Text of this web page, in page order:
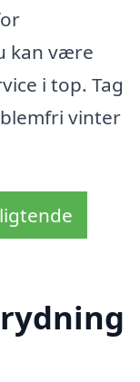
kan være
i top. Tag
vinter